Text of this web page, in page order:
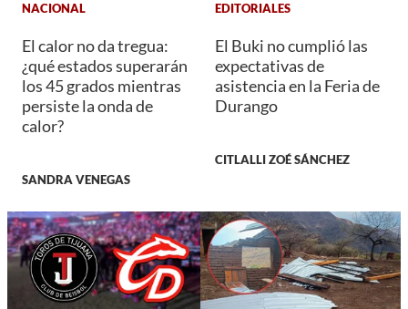
NACIONAL
El calor no da tregua:
¿qué estados superarán
los 45 grados mientras
persiste la onda de
calor?
SANDRA VENEGAS
EDITORIALES
El Buki no cumplió las
expectativas de
asistencia en la Feria de
Durango
CITLALLI ZOÉ SÁNCHEZ